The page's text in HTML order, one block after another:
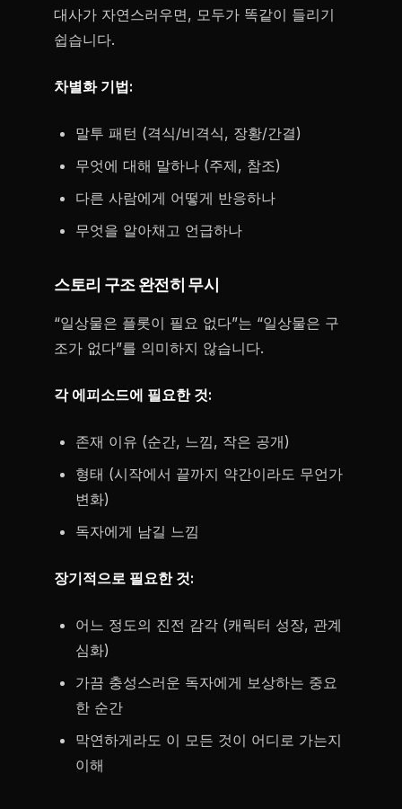
대사가 자연스러우면, 모두가 똑같이 들리기
쉽습니다.
차별화 기법:
말투 패턴 (격식/비격식, 장황/간결)
무엇에 대해 말하나 (주제, 참조)
다른 사람에게 어떻게 반응하나
무엇을 알아채고 언급하나
스토리 구조 완전히 무시
“일상물은 플롯이 필요 없다”는 “일상물은 구
조가 없다”를 의미하지 않습니다.
각 에피소드에 필요한 것:
존재 이유 (순간, 느낌, 작은 공개)
형태 (시작에서 끝까지 약간이라도 무언가
변화)
독자에게 남길 느낌
장기적으로 필요한 것:
어느 정도의 진전 감각 (캐릭터 성장, 관계
심화)
가끔 충성스러운 독자에게 보상하는 중요
한 순간
막연하게라도 이 모든 것이 어디로 가는지
이해